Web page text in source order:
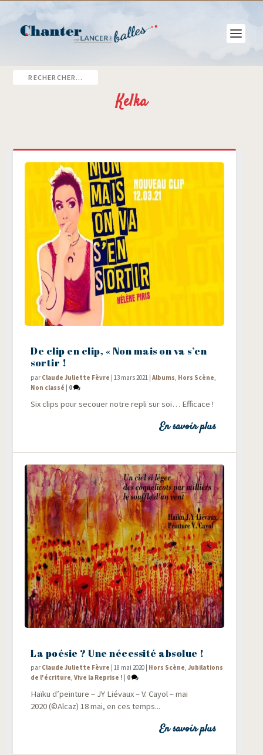
Kelka
De clip en clip, « Non mais on va s’en
sortir !
par Claude Juliette Fèvre | 13 mars 2021 |Albums Hors Scène
Non classé | 0
Six clips pour secouer notre repli sur soi… Efficace !
En savoir plus
La poésie ? Une nécessité absolue !
par Claude Juliette Fèvre |18 mai 2020 Hors Scène,Jubilations
de l'écriture,Vive la Reprise ! 0
Haï­ku d’peinture – JY Lié­vaux – V. Cayol – mai
2020 (©Alcaz) 18 mai, en ces temps...
En savoir plus